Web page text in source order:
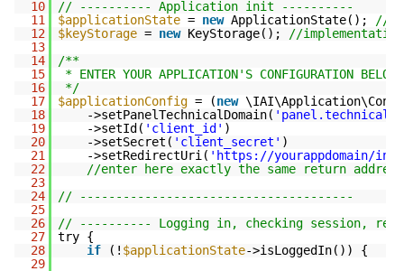
10
// ---------- Application init ----------
11
$applicationState = new ApplicationState();
//
12
$keyStorage = new KeyStorage();
//
13
14
/**
15
* ENTER YOUR APPLICATION'S CONFIGURATION BELOW
16
*/
17
$applicationConfig = (new
18
->setPanelTechnicalDomain(
19
->setId( 'client_id' )
20
->setSecret( 'client_secret' )
21
->setRedirectUri( ' https://yourappdomain/
22
//enter here exactly the same return
23
24
// --------------------------------------
25
26
// ---------- Logging in, checking session,
27
try {
28
if (! $applicationState->isLoggedIn()) {
29